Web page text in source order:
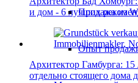
Продажа из
Опыт
и дом - 6 лучших
Архитектор Гамбурга:
отдельно стоящего дома